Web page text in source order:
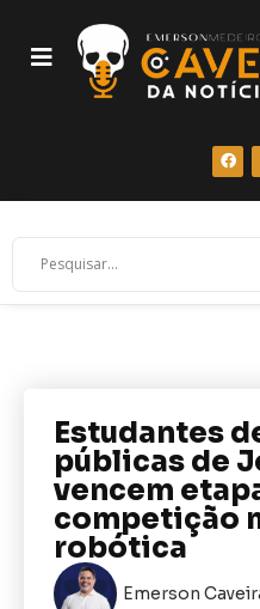
Estudantes
públicas de
vencem
competição
robótica
Emerson